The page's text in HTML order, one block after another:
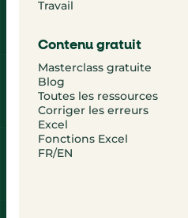
Travail
Contenu gratuit
Masterclass gratuite
Blog
Toutes les ressources
Corriger les erreurs
Excel
Fonctions Excel
FR/EN